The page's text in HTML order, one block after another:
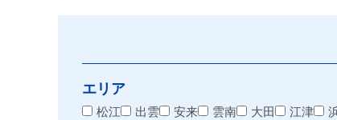
エリア
松江 出雲 安来 雲南 大田 江津